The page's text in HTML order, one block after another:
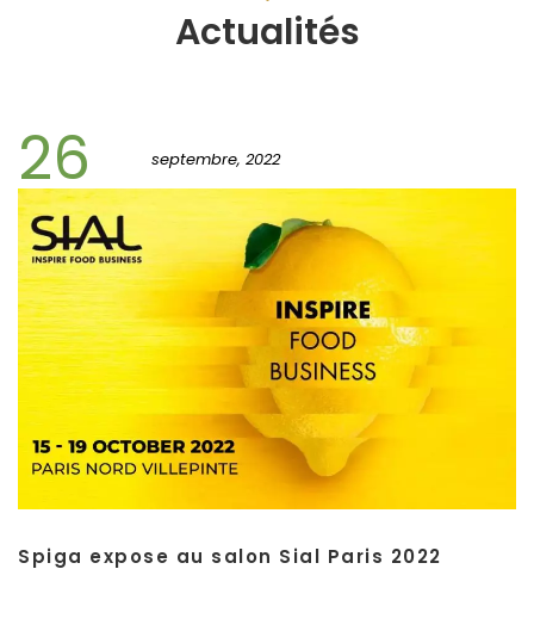
Actualités
26 septembre, 2022
Spiga expose au salon Sial Paris 2022